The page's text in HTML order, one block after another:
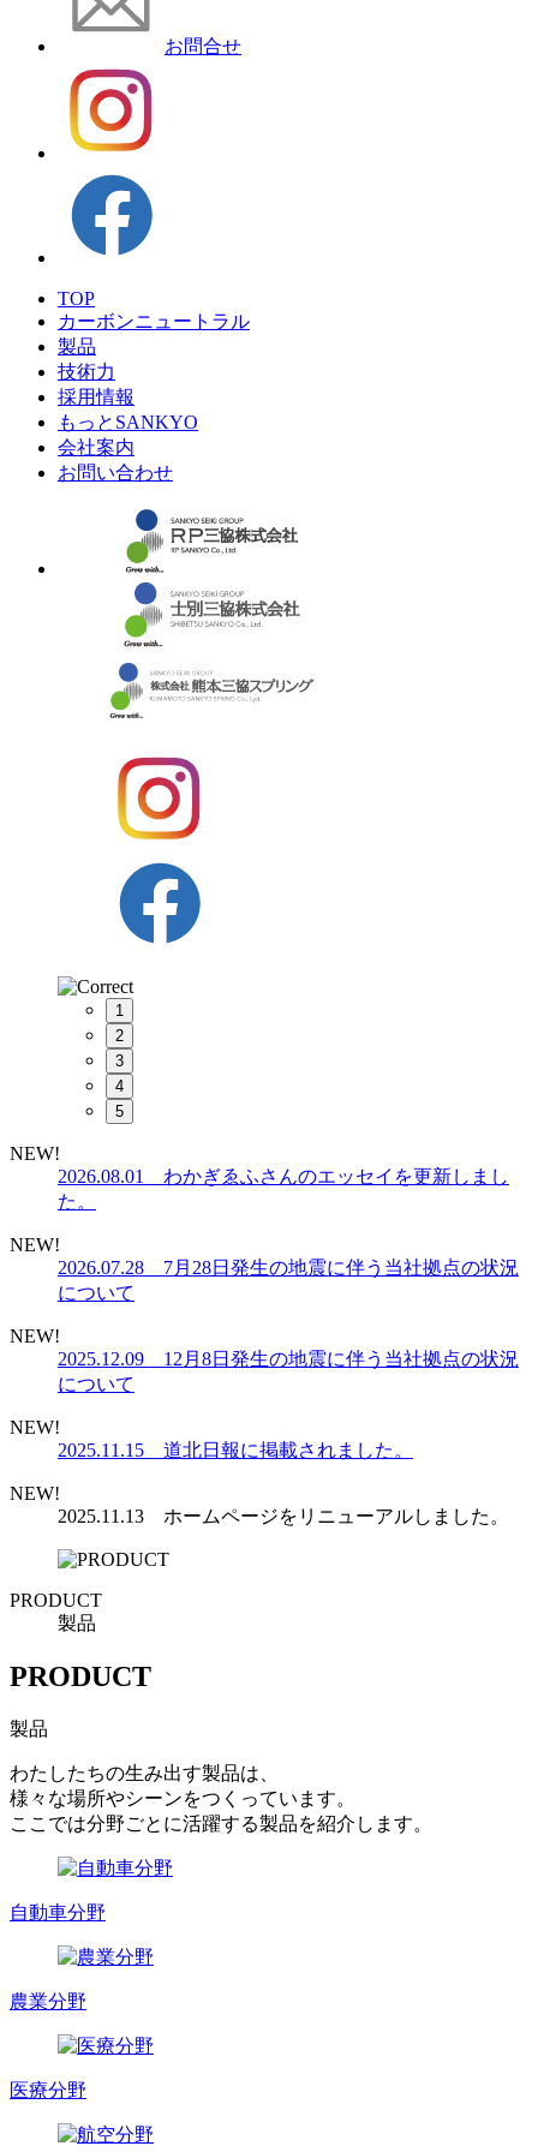
お問合せ
TOP
カーボンニュートラル
製品
技術力
採用情報
もっとSANKYO
会社案内
お問い合わせ
1
2
3
4
5
NEW!
2026.08.01 わかぎゑふさんのエッセイを更新しまし
た。
NEW!
2026.07.28 7月28日発生の地震に伴う当社拠点の状況
について
NEW!
2025.12.09 12月8日発生の地震に伴う当社拠点の状況
について
NEW!
2025.11.15 道北日報に掲載されました。
NEW!
2025.11.13 ホームページをリニューアルしました。
PRODUCT
製品
PRODUCT
製品
わたしたちの生み出す製品は、
様々な場所やシーンをつくっています。
ここでは分野ごとに活躍する製品を紹介します。
自動車分野
農業分野
医療分野